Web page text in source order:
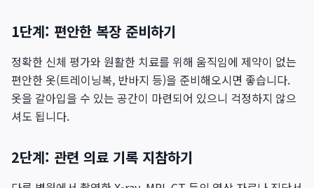
1단계: 편안한 복장 준비하기
정확한 신체 평가와 원활한 치료를 위해 움직임에 제약이 없는
편안한 옷(트레이닝복, 반바지 등)을 준비해오시면 좋습니다.
옷을 갈아입을 수 있는 공간이 마련되어 있으니 걱정하지 않으
셔도 됩니다.
2단계: 관련 의료 기록 지참하기